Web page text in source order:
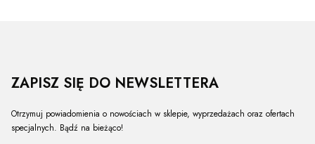
ZAPISZ SIĘ DO NEWSLETTERA
Otrzymuj powiadomienia o nowościach w sklepie, wyprzedażach oraz ofertach
specjalnych. Bądź na bieżąco!